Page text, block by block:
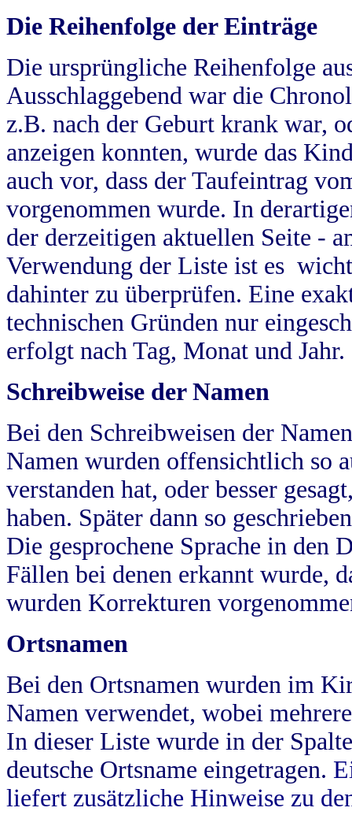
Die Reihenfolge der Einträge
Die ursprüngliche Reihenfolge
Ausschlaggebend war die
z.B. nach der Geburt krank war,
anzeigen konnten, wurde das
auch vor, dass der Taufeintrag
vorgenommen wurde. In
der derzeitigen aktuellen Seite -
Verwendung der Liste ist es
dahinter zu überprüfen. Eine
technischen Gründen nur
erfolgt nach Tag, Monat und Jahr.
Schreibweise der Namen
Bei den Schreibweisen der
Namen wurden offensichtlich so
verstanden hat, oder besser
haben. Später dann so
Die gesprochene Sprache in
Fällen bei denen erkannt wurde,
wurden Korrekturen
Ortsnamen
Bei den Ortsnamen wurden im
Namen verwendet, wobei
In dieser Liste wurde in der
deutsche Ortsname eingetragen.
liefert zusätzliche Hinweise zu